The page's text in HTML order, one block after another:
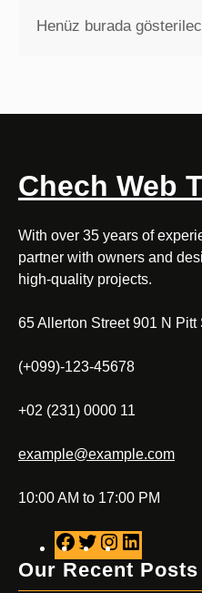
Henüz burada
Chech Web
With over 35 years of
partner with owners and
high-quality projects.
65 Allerton Street 901 N Pitt
(+099)-123-45678
+02 (231) 0000 11
example@example.com
10:00 AM to 17:00 PM
F
a
T
w
n
i
Our Recent Posts